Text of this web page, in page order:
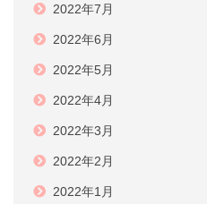
2022年7月
2022年6月
2022年5月
2022年4月
2022年3月
2022年2月
2022年1月